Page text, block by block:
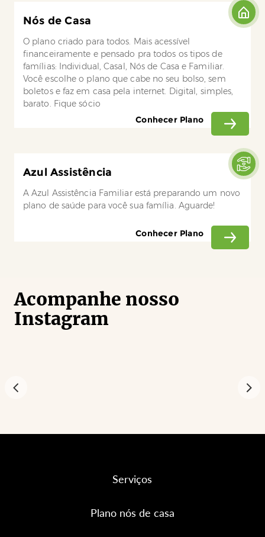
Nós de Casa
O plano criado para todos. Mais acessível
financeiramente e pensado pra todos os tipos de
famílias: Individual, Casal, Nós de Casa e Familiar.
Você escolhe o plano que cabe no seu bolso, sem
boletos e faz em casa pela internet. Digital, simples,
barato. Fique sócio
Conhecer Plano
Azul Assistência
A Azul Assistência Familiar está preparando um novo
plano de saúde para você sua família. Aguarde!
Conhecer Plano
Acompanhe nosso
Instagram
Serviços
Plano nós de casa